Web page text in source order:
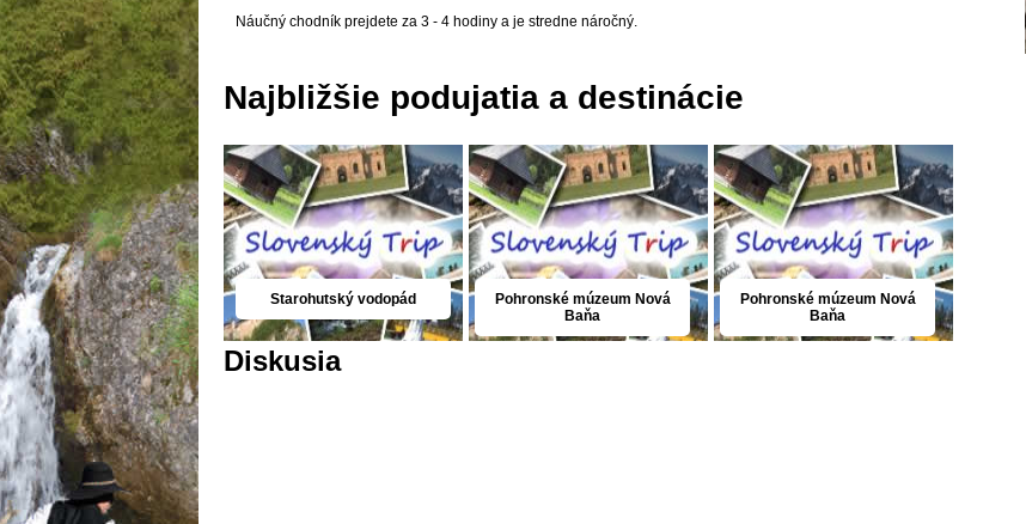
Náučný chodník prejdete za 3 - 4 hodiny a je stredne náročný.
Najbližšie podujatia a destinácie
Starohutský vodopád
Pohronské múzeum Nová
Baňa
Pohronské múzeum Nová
Baňa
Diskusia